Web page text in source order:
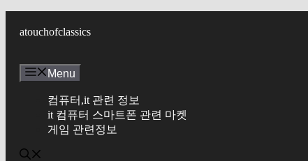
atouchofclassics
Menu
컴퓨터,it 관련 정보
it 컴퓨터 스마트폰 관련 마켓
게임 관련정보